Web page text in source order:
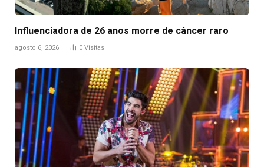
Influenciadora de 26 anos morre de câncer raro
agosto 6, 2026 0 Visitas